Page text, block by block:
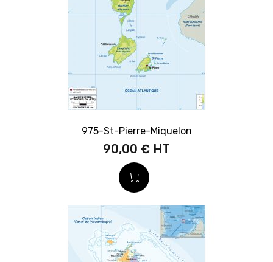
975-St-Pierre-Miquelon
90,00 €